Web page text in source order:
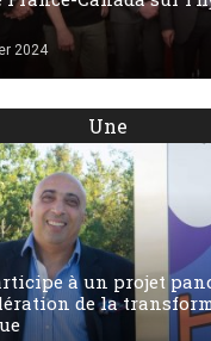
2024
Une
à un projet
de la